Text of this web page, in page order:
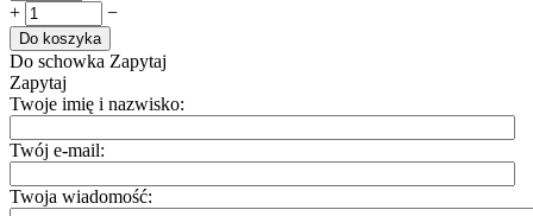
+ −
Do koszyka
Do schowka Zapytaj
Zapytaj
Twoje imię i nazwisko:
Twój e-mail:
Twoja wiadomość: